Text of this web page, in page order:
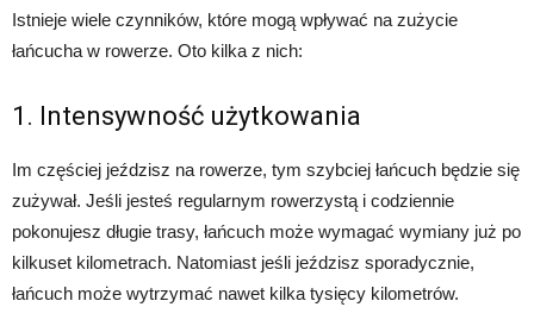
Istnieje wiele czynników, które mogą wpływać na zużycie
łańcucha w rowerze. Oto kilka z nich:
1. Intensywność użytkowania
Im częściej jeździsz na rowerze, tym szybciej łańcuch będzie się
zużywał. Jeśli jesteś regularnym rowerzystą i codziennie
pokonujesz długie trasy, łańcuch może wymagać wymiany już po
kilkuset kilometrach. Natomiast jeśli jeździsz sporadycznie,
łańcuch może wytrzymać nawet kilka tysięcy kilometrów.